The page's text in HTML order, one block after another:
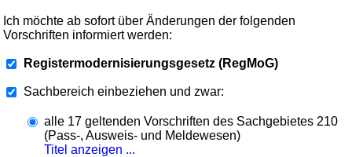
Ich möchte ab sofort über Änderungen der folgenden
Vorschriften informiert werden:
Registermodernisierungsgesetz (RegMoG)
Sachbereich einbeziehen und zwar:
alle 17 geltenden Vorschriften des Sachgebietes 210
(Pass-, Ausweis- und Meldewesen)
Titel anzeigen ...